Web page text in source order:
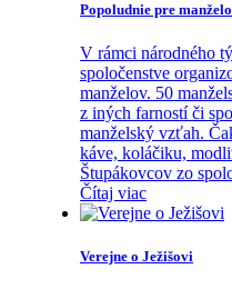
Popoludnie pre
V rámci národného
spoločenstve
manželov. 50
z iných farností či
manželský vzťah.
káve, koláčiku,
Štupákovcov zo
Čítaj viac
Verejne o Ježišovi